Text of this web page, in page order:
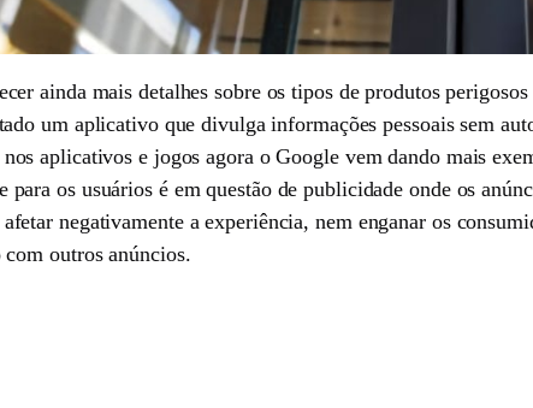
ainda mais detalhes sobre os tipos de produtos
um aplicativo que divulga informações pessoais sem
aplicativos e jogos agora o Google vem dando mais
para os usuários é em questão de publicidade onde os
negativamente a experiência, nem enganar os
outros anúncios.